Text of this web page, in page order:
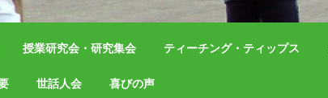
授業研究会・研究集会 ティーチング・ティップス
世話人会 喜びの声